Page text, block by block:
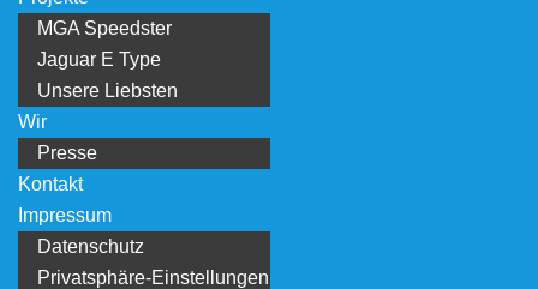
MGA Speedster
Jaguar E Type
Unsere Liebsten
Wir
Presse
Kontakt
Impressum
Datenschutz
Privatsphäre-Einstellungen